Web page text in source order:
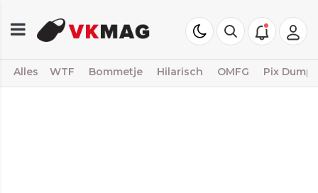
Alles WTF Bommetje Hilarisch OMFG Pix Dump